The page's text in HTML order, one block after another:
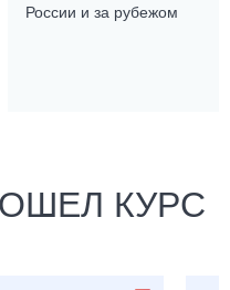
России и за рубежом
КУРС